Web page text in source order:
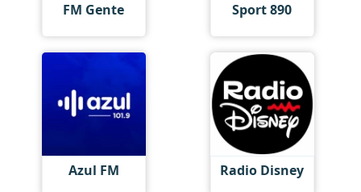
FM Gente Sport 890
Azul FM Radio Disney